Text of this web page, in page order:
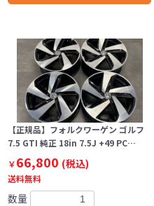
【正規品】フォルクワーゲン ゴルフ
7.5 GTI 純正 18in 7.5J +49 PC…
￥66,800 (税込)
送料無料
数量